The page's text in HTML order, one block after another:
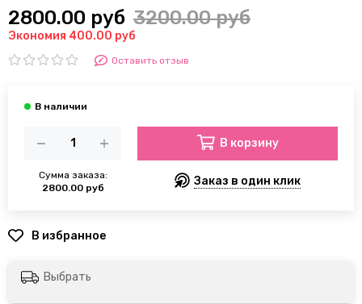
2800.00 руб 3200.00 руб
Экономия 400.00 руб
Оставить отзыв
Сумма заказа:
2800.00 руб
В корзину
Заказ в один клик
Выбрать